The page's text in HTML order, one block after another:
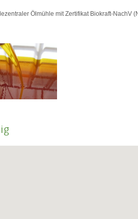
Ölmühle mit Zertifikat Biokraft-NachV